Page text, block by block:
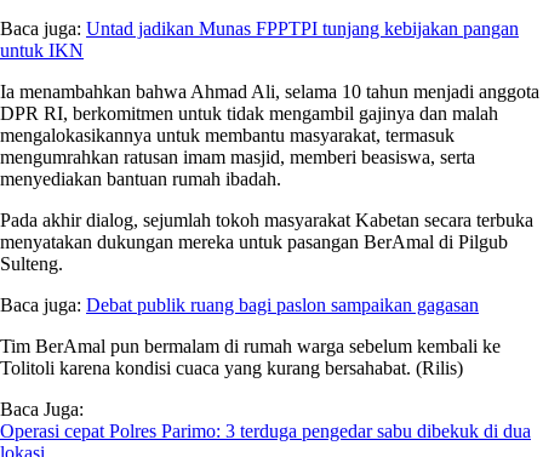
Baca juga: Untad jadikan Munas FPPTPI tunjang kebijakan pangan
untuk IKN
Ia menambahkan bahwa Ahmad Ali, selama 10 tahun menjadi anggota
DPR RI, berkomitmen untuk tidak mengambil gajinya dan malah
mengalokasikannya untuk membantu masyarakat, termasuk
mengumrahkan ratusan imam masjid, memberi beasiswa, serta
menyediakan bantuan rumah ibadah.
Pada akhir dialog, sejumlah tokoh masyarakat Kabetan secara terbuka
menyatakan dukungan mereka untuk pasangan BerAmal di Pilgub
Sulteng.
Baca juga: Debat publik ruang bagi paslon sampaikan gagasan
Tim BerAmal pun bermalam di rumah warga sebelum kembali ke
Tolitoli karena kondisi cuaca yang kurang bersahabat. (Rilis)
Baca Juga:
Operasi cepat Polres Parimo: 3 terduga pengedar sabu dibekuk di dua